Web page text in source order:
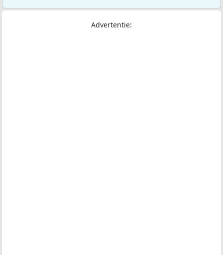
Advertentie: